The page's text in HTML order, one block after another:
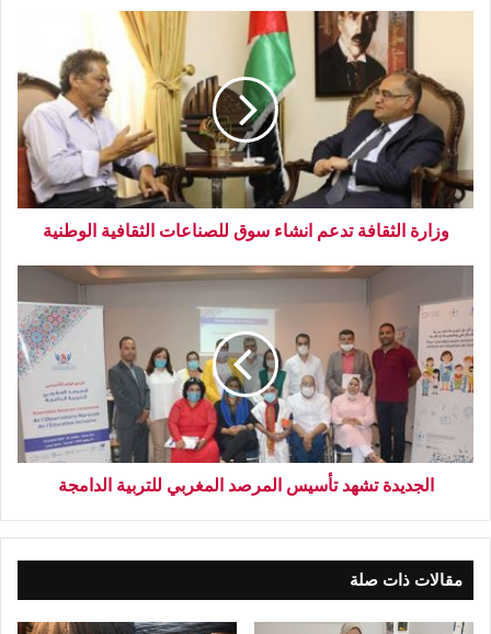
وزارة الثقافة تدعم انشاء سوق للصناعات الثقافية الوطنية
الجديدة تشهد تأسيس المرصد المغربي للتربية الدامجة
مقالات ذات صلة